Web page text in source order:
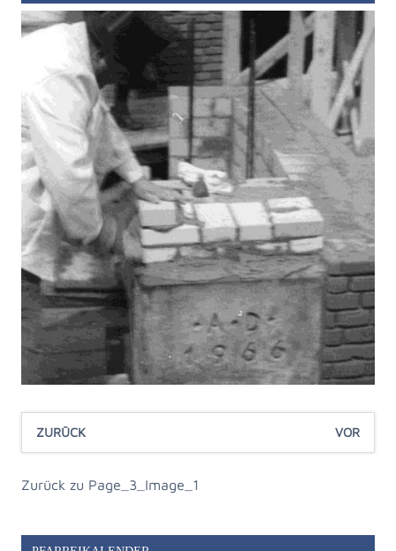
ZURÜCK VOR
Zurück zu Page_3_Image_1